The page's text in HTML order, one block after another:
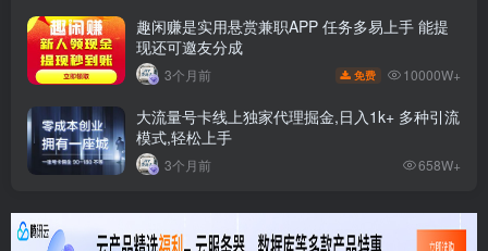
趣闲赚是实用悬赏兼职APP 任务多易上手 能提
现还可邀友分成
3个月前 免费 10000W+
大流量号卡线上独家代理掘金,日入1k+ 多种引流
模式,轻松上手
3个月前 658W+